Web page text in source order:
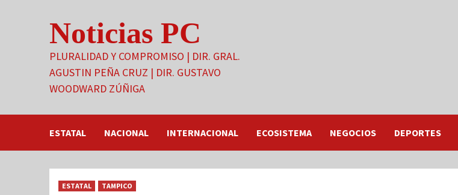
Noticias PC
PLURALIDAD Y COMPROMISO | DIR. GRAL.
AGUSTIN PEÑA CRUZ | DIR. GUSTAVO
WOODWARD ZÚÑIGA
ESTATAL NACIONAL INTERNACIONAL ECOSISTEMA NEGOCIOS DEPORTES
ESTATAL TAMPICO